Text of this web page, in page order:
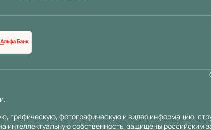
.
графическую, фотографическую и видео информацию,
интеллектуальную собственность, защищены